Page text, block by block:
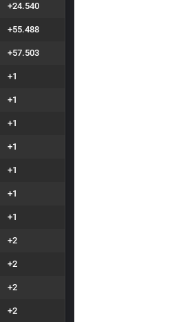
+24.540
+55.488
+57.503
+1
+1
+1
+1
+1
+1
+1
+2
+2
+2
+2